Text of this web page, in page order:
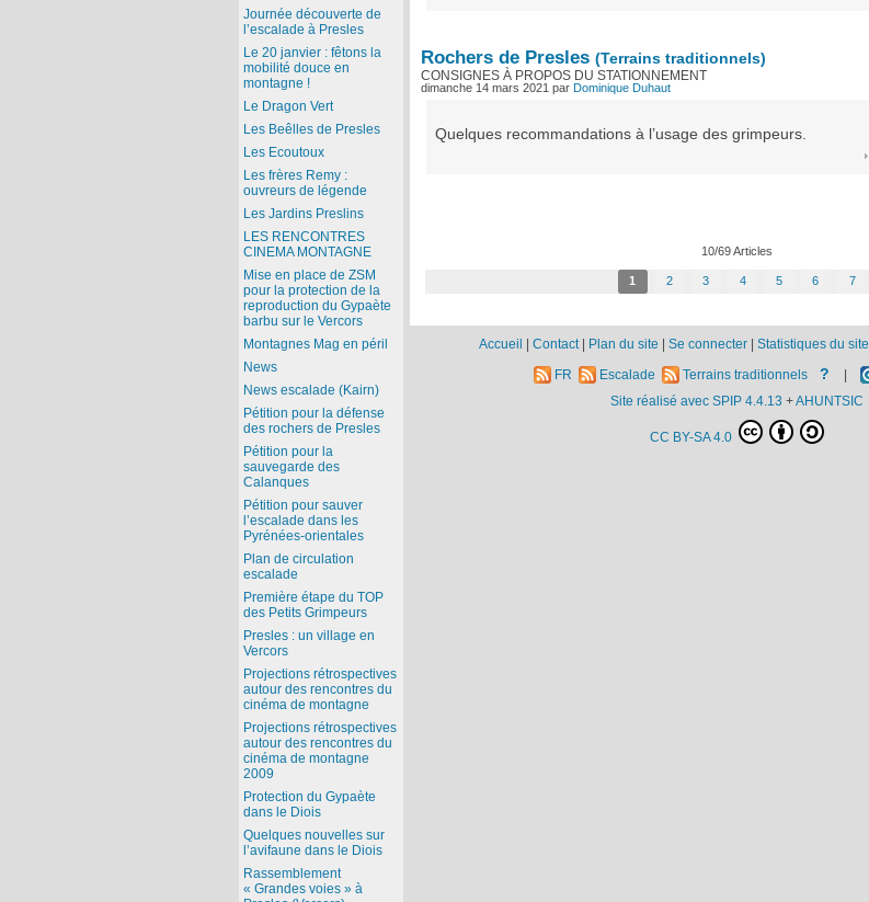
Rochers de Presles (Terrains traditionnels)
CONSIGNES À PROPOS DU STATIONNEMENT
dimanche 14 mars 2021 par Dominique Duhaut
Quelques recommandations à l’usage des grimpeurs.
10/69 Articles
1 2 3 4 5 6 7
Journée découverte de
l’escalade à Presles
Le 20 janvier : fêtons la
mobilité douce en
montagne !
Le Dragon Vert
Les Beêlles de Presles
Les Ecoutoux
Les frères Remy :
ouvreurs de légende
Les Jardins Preslins
LES RENCONTRES
CINEMA MONTAGNE
Mise en place de ZSM
pour la protection de la
reproduction du Gypaète
barbu sur le Vercors
Montagnes Mag en péril
News
News escalade (Kairn)
Pétition pour la défense
des rochers de Presles
Pétition pour la
sauvegarde des
Calanques
Pétition pour sauver
l’escalade dans les
Pyrénées-orientales
Plan de circulation
escalade
Première étape du TOP
des Petits Grimpeurs
Presles : un village en
Vercors
Projections rétrospectives
autour des rencontres du
cinéma de montagne
Projections rétrospectives
autour des rencontres du
cinéma de montagne
2009
Protection du Gypaète
dans le Diois
Quelques nouvelles sur
l’avifaune dans le Diois
Rassemblement
« Grandes voies » à
Accueil | Contact | Plan du site | Se connecter | Statistiques du site
FR Escalade Terrains traditionnels ?
Site réalisé avec SPIP 4.4.13 +AHUNTSIC
CC BY-SA 4.0